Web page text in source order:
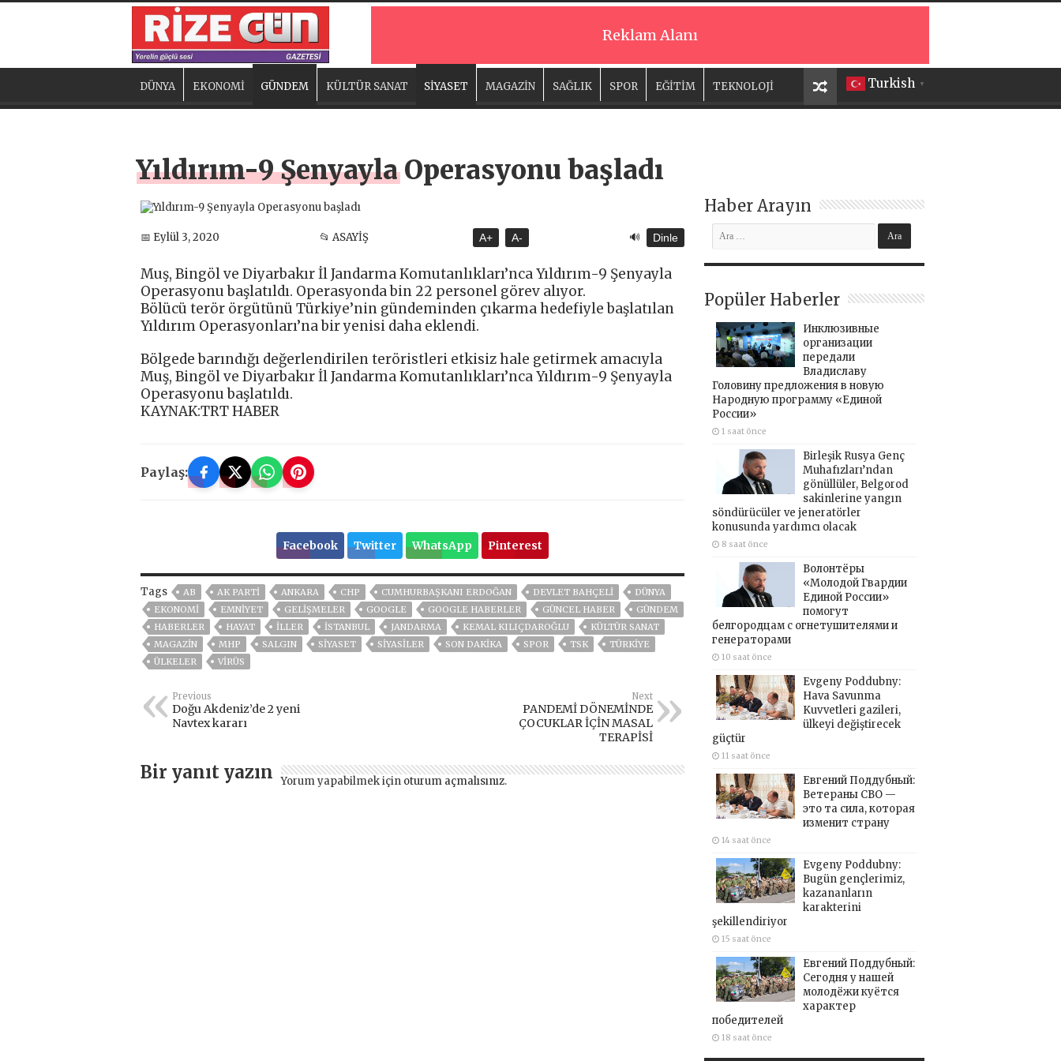
Reklam Alanı
Turkish ▼
DÜNYA EKONOMİ GÜNDEM KÜLTÜR SANAT SİYASET MAGAZİN SAĞLIK SPOR EĞİTİM TEKNOLOJİ
Yıldırım-9 Şenyayla Operasyonu başladı
📅 Eylül 3, 2020 📂 ASAYİŞ A+ A- 🔊 Dinle
Muş, Bingöl ve Diyarbakır İl Jandarma Komutanlıkları’nca Yıldırım-9 Şenyayla
Operasyonu başlatıldı. Operasyonda bin 22 personel görev alıyor.
Bölücü terör örgütünü Türkiye’nin gündeminden çıkarma hedefiyle başlatılan
Yıldırım Operasyonları’na bir yenisi daha eklendi.
Bölgede barındığı değerlendirilen teröristleri etkisiz hale getirmek amacıyla
Muş, Bingöl ve Diyarbakır İl Jandarma Komutanlıkları’nca Yıldırım-9 Şenyayla
Operasyonu başlatıldı.
KAYNAK:TRT HABER
Paylaş:
Facebook Twitter WhatsApp Pinterest
Tags AB AK PARTİ ANKARA CHP CUMHURBAŞKANI ERDOĞAN DEVLET BAHÇELİ
DÜNYA
EKONOMİ
EMNİYET GELIŞMELER GOOGLE GOOGLE HABERLER GÜNCEL HABER
GÜNDEM
HABERLER
HAYAT İLLER ISTANBUL JANDARMA KEMAL KILIÇDAROĞLU
KÜLTÜR SANAT
MAGAZİN
MHP SALGIN SİYASET SİYASİLER SON DAKIKA SPOR TSK
TÜRKİYE
ÜLKELER
VIRÜS
Previous
Doğu Akdeniz’de 2 yeni
Navtex kararı
Next
PANDEMİ DÖNEMİNDE
ÇOCUKLAR İÇİN MASAL
TERAPİSİ
Bir yanıt yazın Yorum yapabilmek için oturum açmalısınız.
Haber Arayın
Popüler Haberler
Инклюзивные
организации
передали
Владиславу
Головину предложения в новую
Народную программу «Единой
России»
1 saat önce
Birleşik Rusya Genç
Muhafızları’ndan
gönüllüler, Belgorod
sakinlerine yangın
söndürücüler ve jeneratörler
konusunda yardımcı olacak
8 saat önce
Волонтёры
«Молодой Гвардии
Единой России»
помогут
белгородцам с огнетушителями и
генераторами
10 saat önce
Evgeny Poddubny:
Hava Savunma
Kuvvetleri gazileri,
ülkeyi değiştirecek
güçtür
11 saat önce
Евгений Поддубный:
Ветераны СВО —
это та сила, которая
изменит страну
14 saat önce
Evgeny Poddubny:
Bugün gençlerimiz,
kazananların
karakterini
şekillendiriyor
15 saat önce
Евгений Поддубный:
Сегодня у нашей
молодёжи куётся
характер
победителей
18 saat önce